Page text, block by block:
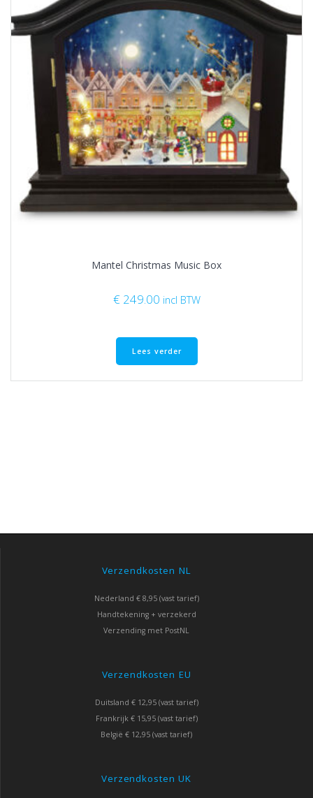
Mantel Christmas Music Box
€ 249.00 incl BTW
Lees verder
Verzendkosten NL
Nederland € 8,95 (vast tarief)
Handtekening + verzekerd
Verzending met PostNL
Verzendkosten EU
Duitsland € 12,95 (vast tarief)
Frankrijk € 15,95 (vast tarief)
België € 12,95 (vast tarief)
Verzendkosten UK